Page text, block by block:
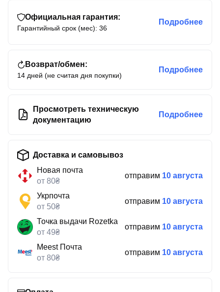
Официальная гарантия:
Гарантийный срок (мес): 36
Подробнее
Возврат/обмен:
14 дней (не считая дня покупки)
Подробнее
Просмотреть техническую
документацию
Подробнее
Доставка и самовывоз
Новая почта
от 80₴
отправим 10 августа
Укрпочта
от 50₴
отправим 10 августа
Точка выдачи Rozetka
от 49₴
отправим 10 августа
Meest Почта
от 80₴
отправим 10 августа